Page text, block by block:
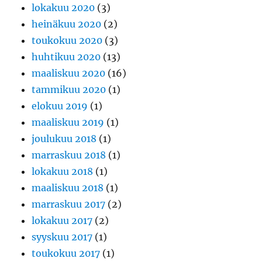
lokakuu 2020 (3)
heinäkuu 2020 (2)
toukokuu 2020 (3)
huhtikuu 2020 (13)
maaliskuu 2020 (16)
tammikuu 2020 (1)
elokuu 2019 (1)
maaliskuu 2019 (1)
joulukuu 2018 (1)
marraskuu 2018 (1)
lokakuu 2018 (1)
maaliskuu 2018 (1)
marraskuu 2017 (2)
lokakuu 2017 (2)
syyskuu 2017 (1)
toukokuu 2017 (1)